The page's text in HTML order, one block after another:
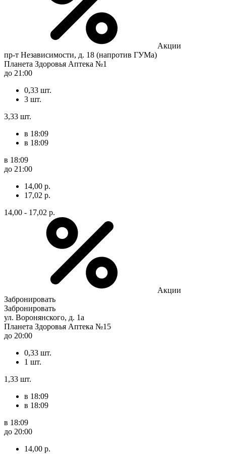
Акции
пр-т Независимости, д. 18 (напротив ГУМа)
Планета Здоровья Аптека №1
до 21:00
0,33 шт.
3 шт.
3,33 шт.
в 18:09
в 18:09
в 18:09
до 21:00
14,00 р.
17,02 р.
14,00 - 17,02 р.
Акции
Забронировать
Забронировать
ул. Воронянского, д. 1а
Планета Здоровья Аптека №15
до 20:00
0,33 шт.
1 шт.
1,33 шт.
в 18:09
в 18:09
в 18:09
до 20:00
14,00 р.